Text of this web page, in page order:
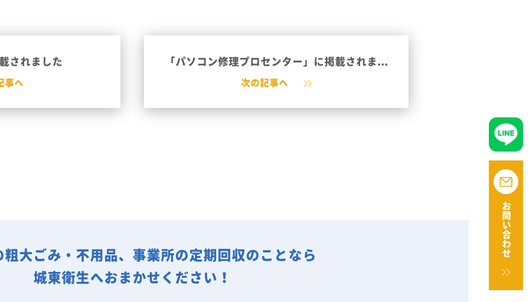
お問い合わせ
されました
事へ
「パソコン修理プロセンター」に掲載されま...
次の記事へ
粗大ごみ・不用品、事業所の定期回収のことなら
城東衛生へおまかせください！